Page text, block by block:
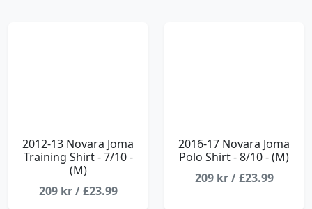
2012-13 Novara Joma
Training Shirt - 7/10 -
(M)
209 kr / £23.99
2016-17 Novara Joma
Polo Shirt - 8/10 - (M)
209 kr / £23.99